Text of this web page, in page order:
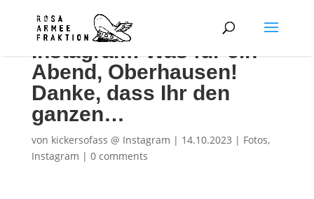
Instagram: Was für ein
Abend, Oberhausen!
Danke, dass Ihr den
ganzen…
von kickersofass @ Instagram | 14.10.2023 | Fotos,
Instagram | 0 comments